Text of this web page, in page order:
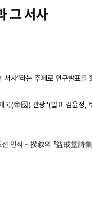
그 서사
사"라는 주제로 연구발표를
(帝國) 관광"(발표 김윤정,
식 – 揆叙의 『益戒堂詩